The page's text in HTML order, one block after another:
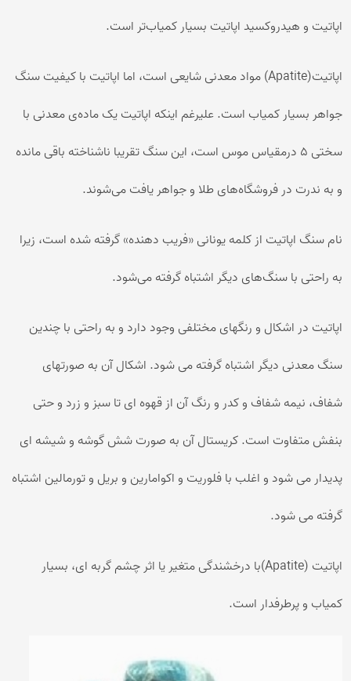
اپاتیت و هیدروکسید اپاتیت بسیار کمیاب‌تر است.
اپاتیت(Apatite) مواد معدنی شایعی است، اما اپاتیت با کیفیت سنگ
جواهر بسیار کمیاب است. علیرغم اینکه اپاتیت یک ماده‌ی معدنی با
سختی ۵ درمقیاس موس است، این سنگ تقریبا ناشناخته باقی مانده
و به ندرت در فروشگاه‌های طلا و جواهر یافت می‌شوند.
نام سنگ اپاتیت از کلمه یونانی «فریب دهنده» گرفته شده است، زیرا
به راحتی با سنگ‌های دیگر اشتباه گرفته می‌شود.
اپاتیت در اشکال و رنگهای مختلفی وجود دارد و به راحتی با چندین
سنگ معدنی دیگر اشتباه گرفته می شود. اشکال آن به صورتهای
شفاف، نیمه شفاف و کدر و رنگ آن از قهوه ای تا سبز و زرد و حتی
بنفش متفاوت است. کریستال آن به صورت شش گوشه و شیشه ای
پدیدار می شود و اغلب با فلوریت و اکوامارین و بریل و تورمالین اشتباه
گرفته می شود.
اپاتیت (Apatite)با درخشندگی متغیر یا اثر چشم گربه ای، بسیار
کمیاب و پرطرفدار است.